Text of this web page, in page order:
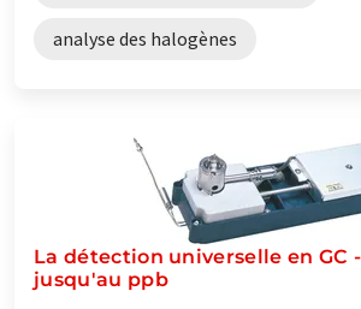
analyse des halogènes
La détection universelle en GC
jusqu'au ppb